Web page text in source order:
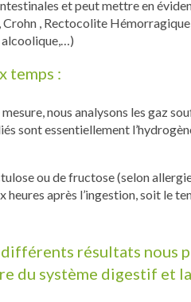
et peut mettre en
, Rectocolite
alcoolique,…)
temps :
nous analysons les gaz
sont essentiellement
ou de fructose (selon
heures après l’ingestion, soit le
différents résultats nous
du système digestif et